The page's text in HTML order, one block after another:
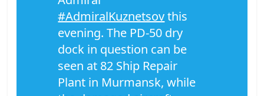
#AdmiralKuznetsovthis
evening. The PD-50 dry
dock in question can be
seen at 82 Ship Repair
Plant in Murmansk, while